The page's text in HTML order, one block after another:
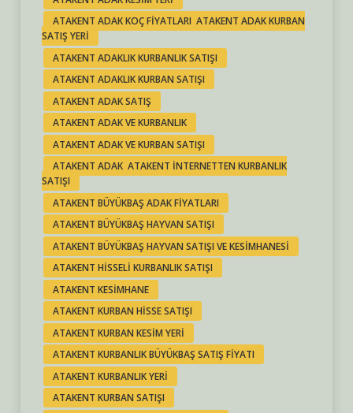
ATAKENT ADAK KOÇ FIYATLARI ATAKENT ADAK KURBAN
SATIŞ YERI
ATAKENT ADAKLIK KURBANLIK SATIŞI
ATAKENT ADAKLIK KURBAN SATIŞI
ATAKENT ADAK SATIŞ
ATAKENT ADAK VE KURBANLIK
ATAKENT ADAK VE KURBAN SATIŞI
ATAKENT ADAK ATAKENT INTERNETTEN KURBANLIK
SATIŞI
ATAKENT BÜYÜKBAŞ ADAK FIYATLARI
ATAKENT BÜYÜKBAŞ HAYVAN SATIŞI
ATAKENT BÜYÜKBAŞ HAYVAN SATIŞI VE KESIMHANESI
ATAKENT HISSELI KURBANLIK SATIŞI
ATAKENT KESIMHANE
ATAKENT KURBAN HISSE SATIŞI
ATAKENT KURBAN KESIM YERI
ATAKENT KURBANLIK BÜYÜKBAŞ SATIŞ FIYATI
ATAKENT KURBANLIK YERI
ATAKENT KURBAN SATIŞI